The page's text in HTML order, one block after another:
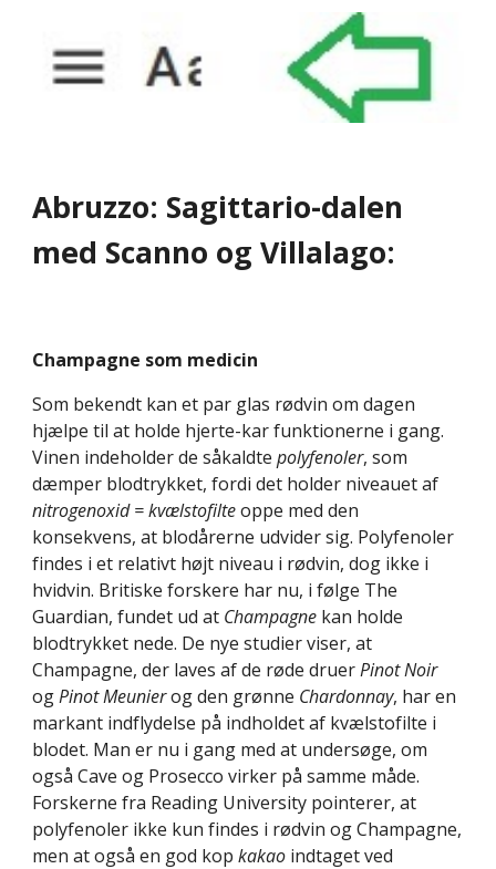
Abruzzo: Sagittario-dalen
med Scanno og Villalago:
Champagne som medicin
Som bekendt kan et par glas rødvin om dagen
hjælpe til at holde hjerte-kar funktionerne i gang.
Vinen indeholder de såkaldte polyfenoler, som
nitrogenoxid = kvælstofilte oppe med den
konsekvens, at blodårerne udvider sig. Polyfenoler
findes i et relativt højt niveau i rødvin, dog ikke i
hvidvin. Britiske forskere har nu, i følge The
Guardian, fundet ud at Champagne kan holde
blodtrykket nede. De nye studier viser, at
Champagne, der laves af de røde druer
Pinot Noir
og Pinot Meunier og den grønne Chardonnay, har en
markant indflydelse på indholdet af kvælstofilte i
blodet. Man er nu i gang med at undersøge, om
også Cave og Prosecco virker på samme måde.
Forskerne fra Reading University pointerer, at
polyfenoler ikke kun findes i rødvin og Champagne,
men at også en god kop kakao indtaget ved